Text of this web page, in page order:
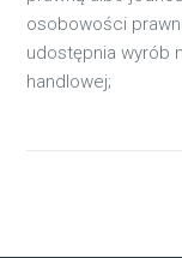
osobowości
udostępnia wyrób
handlowej;